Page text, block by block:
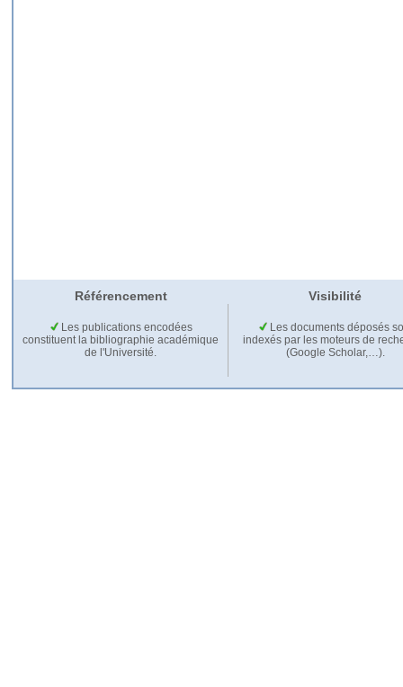
Référencement Visibilité
Les publications encodées
constituent la bibliographie académique
de l'Université.
Les documents déposés
indexés par les moteurs de
(Google Scholar,…).